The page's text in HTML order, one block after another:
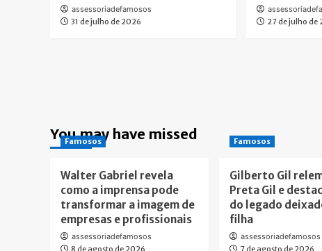
assessoriadefamosos
31 de julho de 2026
27 de julho de
You may have missed
Famosos
Walter Gabriel revela
como a imprensa pode
transformar a imagem de
empresas e profissionais
assessoriadefamosos
8 de agosto de 2026
Famosos
Gilberto Gil
Preta Gil e
do legado
filha
assessoriadefamosos
7 de agosto de 2026